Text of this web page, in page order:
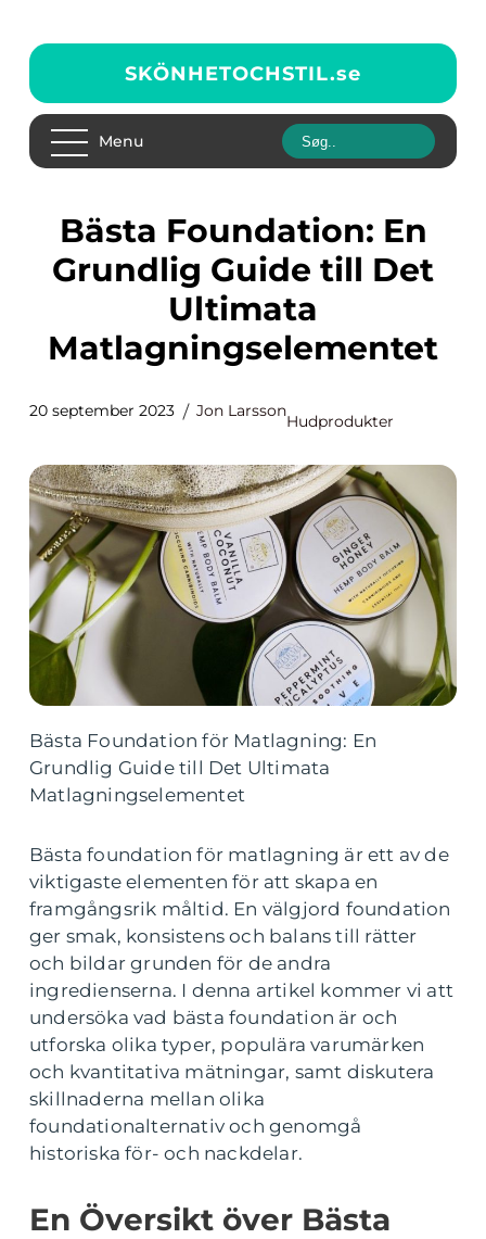
SKÖNHETOCHSTIL.se
Menu
Bästa Foundation: En
Grundlig Guide till Det
Ultimata
Matlagningselementet
20 september 2023 Jon Larsson
Hudprodukter
Bästa Foundation för Matlagning: En
Grundlig Guide till Det Ultimata
Matlagningselementet
Bästa foundation för matlagning är ett av de
viktigaste elementen för att skapa en
framgångsrik måltid. En välgjord foundation
ger smak, konsistens och balans till rätter
och bildar grunden för de andra
ingredienserna. I denna artikel kommer vi att
undersöka vad bästa foundation är och
utforska olika typer, populära varumärken
och kvantitativa mätningar, samt diskutera
skillnaderna mellan olika
foundationalternativ och genomgå
historiska för- och nackdelar.
En Översikt över Bästa